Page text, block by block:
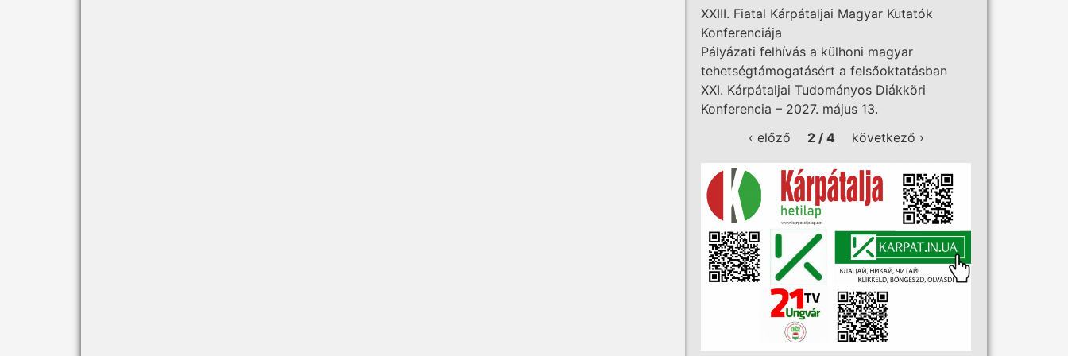
XXIII. Fiatal Kárpátaljai Magyar Kutatók
Konferenciája
Pályázati felhívás a külhoni magyar
tehetségtámogatásért a felsőoktatásban
XXI. Kárpátaljai Tudományos Diákköri
Konferencia – 2027. május 13.
‹ előző
2 / 4 következő ›